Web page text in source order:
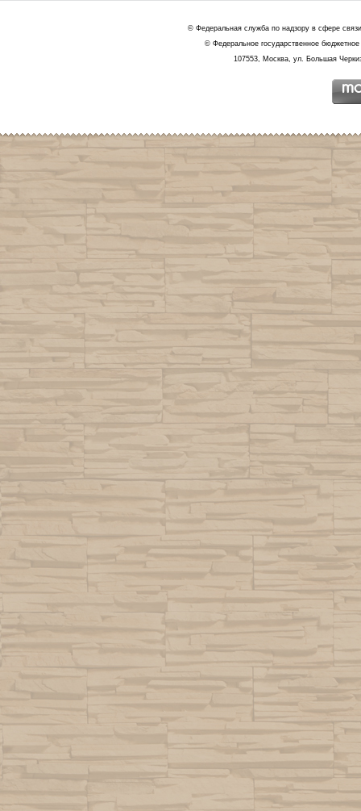
© Федеральная служба по надзору в сфере
© Федеральное государственное
107553, Москва, ул. Большая